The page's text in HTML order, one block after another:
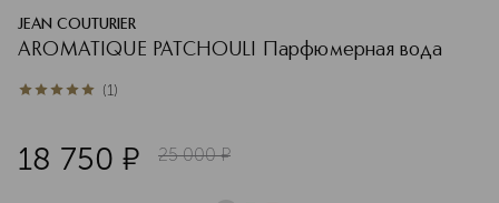
JEAN COUTURIER
AROMATIQUE PATCHOULI Парфюмерная вода
5из 51 (1)
18 750 ¤ 25 000 ¤